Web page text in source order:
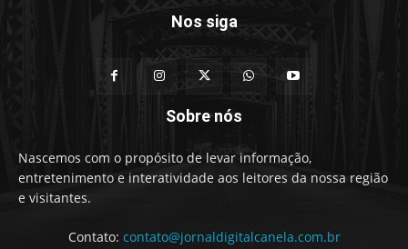
Nos siga
Sobre nós
Nascemos com o propósito de levar informação,
entretenimento e interatividade aos leitores da nossa região
e visitantes.
Contato: contato@jornaldigitalcanela.com.br